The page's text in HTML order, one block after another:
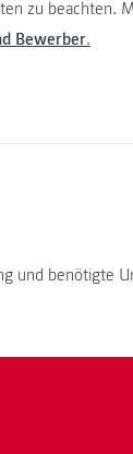
zu beachten.
Bewerber.
und benötigte